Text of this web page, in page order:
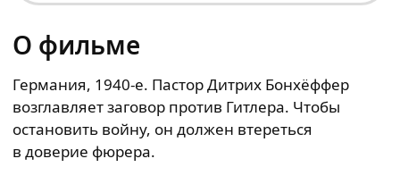
О фильме
Германия, 1940‑е. Пастор Дитрих Бонхёффер
возглавляет заговор против Гитлера. Чтобы
остановить войну, он должен втереться
в доверие фюрера.